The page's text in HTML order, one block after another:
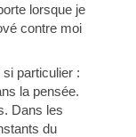
lorsque je
contre moi
si particulier :
la pensée.
Dans les
du